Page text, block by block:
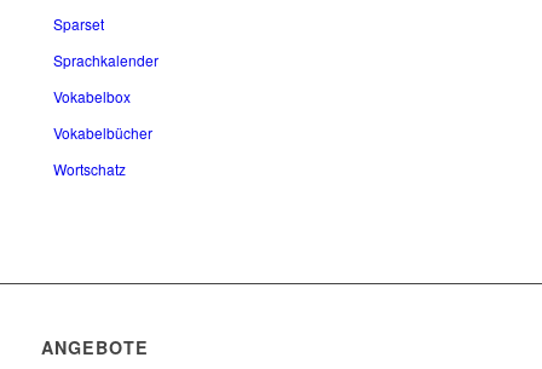
Sparset
Sprachkalender
Vokabelbox
Vokabelbücher
Wortschatz
ANGEBOTE